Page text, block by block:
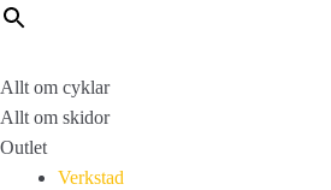
Allt om cyklar
Allt om skidor
Outlet
Verkstad